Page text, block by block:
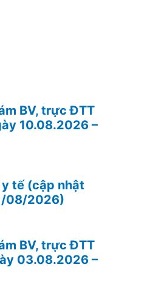
BV, trực ĐTT
10.08.2026 –
tế (cập nhật
08/2026)
BV, trực ĐTT
03.08.2026 –